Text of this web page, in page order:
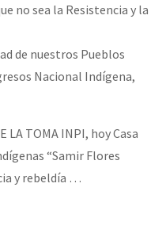
no sea la Resistencia y la
de nuestros Pueblos
Nacional Indígena,
LA TOMA INPI, hoy Casa
“Samir Flores
y rebeldía …